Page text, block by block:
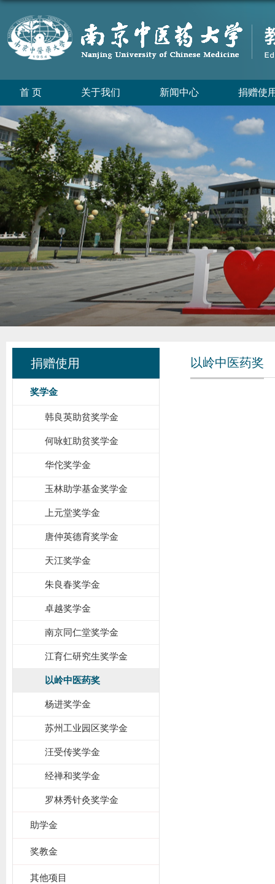
首 页 关于我们 新闻中心 捐赠使
捐赠使用
奖学金
韩良英助贫奖学金
何咏虹助贫奖学金
华佗奖学金
玉林助学基金奖学金
上元堂奖学金
唐仲英德育奖学金
天江奖学金
朱良春奖学金
卓越奖学金
南京同仁堂奖学金
江育仁研究生奖学金
以岭中医药奖
杨进奖学金
苏州工业园区奖学金
汪受传奖学金
经禅和奖学金
罗林秀针灸奖学金
助学金
奖教金
其他项目
以岭中医药奖